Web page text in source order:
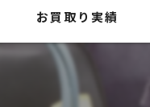
お買取り実績